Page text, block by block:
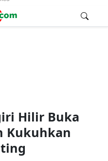
Hilir Buka
Kukuhkan